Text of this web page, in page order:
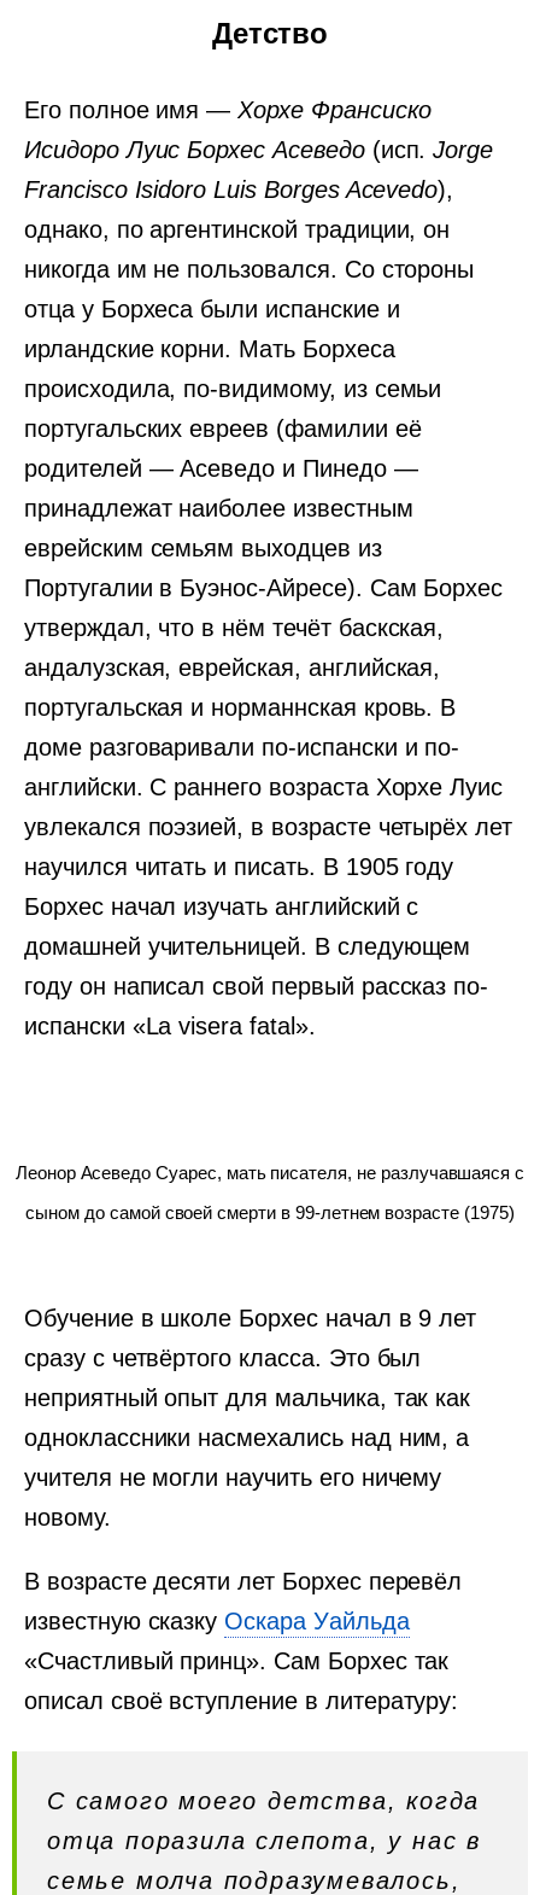
Детство
Его полное имя —Хорхе Франсиско
Исидоро Луис Борхес Асеведо(исп.Jorge
Francisco Isidoro Luis Borges Acevedo),
однако, по аргентинской традиции, он
никогда им не пользовался. Со стороны
отца у Борхеса были испанские и
ирландские корни. Мать Борхеса
происходила, по-видимому, из семьи
португальских евреев (фамилии её
родителей — Асеведо и Пинедо —
принадлежат наиболее известным
еврейским семьям выходцев из
Португалии в Буэнос-Айресе). Сам Борхес
утверждал, что в нём течёт баскская,
андалузская, еврейская, английская,
португальская и норманнская кровь. В
доме разговаривали по-испански и по-
английски. С раннего возраста Хорхе Луис
увлекался поэзией, в возрасте четырёх лет
научился читать и писать. В 1905 году
Борхес начал изучать английский с
домашней учительницей. В следующем
году он написал свой первый рассказ по-
испански «La visera fatal».
Леонор Асеведо Суарес, мать писателя, не разлучавшаяся с
сыном до самой своей смерти в 99-летнем возрасте (1975)
Обучение в школе Борхес начал в 9 лет
сразу с четвёртого класса. Это был
неприятный опыт для мальчика, так как
одноклассники насмехались над ним, а
учителя не могли научить его ничему
новому.
В возрасте десяти лет Борхес перевёл
известную сказку Оскара Уайльда
«Счастливый принц». Сам Борхес так
описал своё вступление в литературу:
С самого моего детства, когда
отца поразила слепота, у нас в
семье молча подразумевалось,